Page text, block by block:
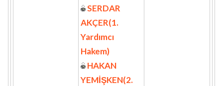
SERDAR
AKÇER(1.
Yardımcı
Hakem)
HAKAN
YEMİŞKEN(2.